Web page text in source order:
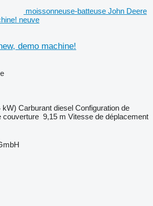
moissonneuse-batteuse John Deere
neuve
demo machine!
kW) Carburant diesel Configuration de
couverture 9,15 m Vitesse de déplacement